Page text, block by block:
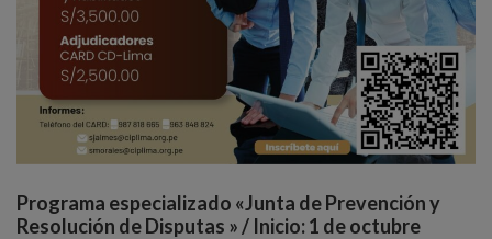
Programa especializado «Junta de Prevención y
Resolución de Disputas » / Inicio: 1 de octubre